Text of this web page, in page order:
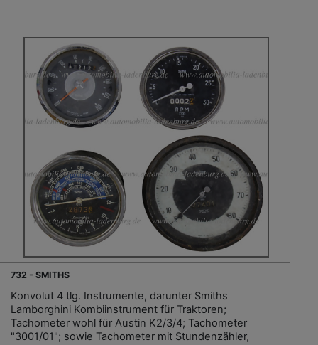
732 - SMITHS
Konvolut 4 tlg. Instrumente, darunter Smiths
Lamborghini Kombiinstrument für Traktoren;
Tachometer wohl für Austin K2/3/4; Tachometer
"3001/01"; sowie Tachometer mit Stundenzähler,